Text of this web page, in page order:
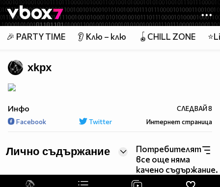
Member of
👾
🎉 PARTY TIME 👂 Клю – клю 🪀CHILL ZONE
xkpx
Инфо СЛЕДВАЙ8
Facebook Twitter Интернет страница
Лично съдържание
Потребителят
все още няма
качено съдържание.